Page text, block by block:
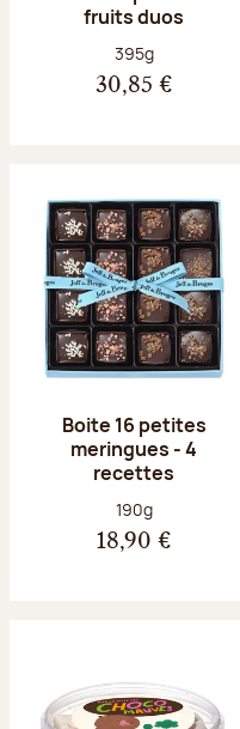
fruits duos
Poids net :
395g
30,85 €
Boite 16 petites
meringues - 4
recettes
Poids net :
190g
18,90 €